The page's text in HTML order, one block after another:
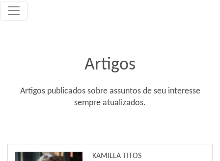
Artigos
Artigos publicados sobre assuntos de seu interesse
sempre atualizados.
KAMILLA TITOS